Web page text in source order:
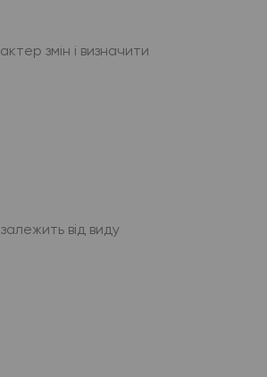
змін і визначити
від виду